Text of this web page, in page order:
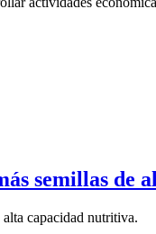
semillas de
capacidad nutritiva.